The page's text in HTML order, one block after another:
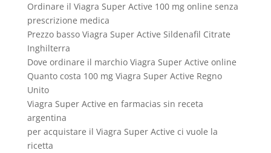
Ordinare il Viagra Super Active 100 mg online senza
prescrizione medica
Prezzo basso Viagra Super Active Sildenafil Citrate
Inghilterra
Dove ordinare il marchio Viagra Super Active online
Quanto costa 100 mg Viagra Super Active Regno
Unito
Viagra Super Active en farmacias sin receta
argentina
per acquistare il Viagra Super Active ci vuole la
ricetta